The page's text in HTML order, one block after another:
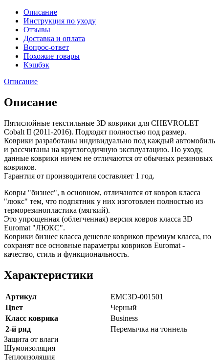
Описание
Инструкция по уходу
Отзывы
Доставка и оплата
Вопрос-ответ
Похожие товары
Кэшбэк
Описание
Описание
Пятислойные текстильные 3D коврики для CHEVROLET
Cobalt II (2011-2016). Подходят полностью под размер.
Коврики разработаны индивидуально под каждый автомобиль
и рассчитаны на круглогодичную эксплуатацию. По уходу,
данные коврики ничем не отличаются от обычных резиновых
ковриков.
Гарантия от производителя составляет 1 год.
Ковры "бизнес", в основном, отличаются от ковров класса
"люкс" тем, что подпятник у них изготовлен полностью из
терморезинопластика (мягкий).
Это упрощенная (облегченная) версия ковров класса 3D
Euromat "ЛЮКС".
Коврики бизнес класса дешевле ковриков премиум класса, но
сохранят все основные параметры ковриков Euromat -
качество, стиль и функциональность.
Характеристики
Артикул
EMC3D-001501
Цвет
Черный
Класс коврика
Business
2-й ряд
Перемычка на тоннель
Защита от влаги
Шумоизоляция
Теплоизоляция